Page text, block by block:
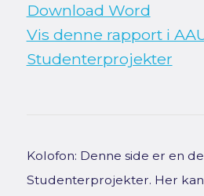
Download Word
Vis denne rapport i
Studenterprojekter
Kolofon: Denne side er en
Studenterprojekter. Her